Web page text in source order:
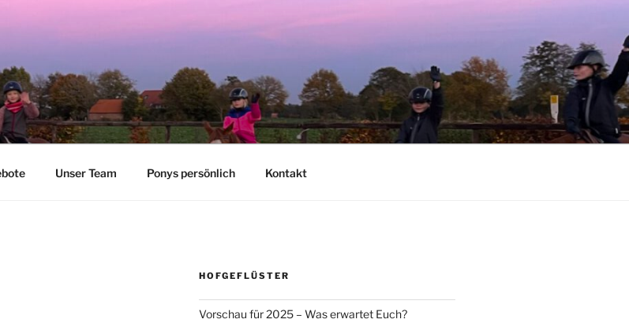
Unser Team Ponys persönlich Kontakt
HOFGEFLÜSTER
Vorschau für 2025 – Was erwartet Euch?